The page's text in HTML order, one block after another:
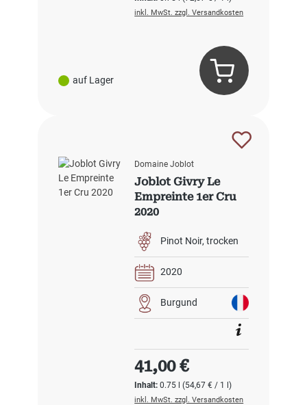
auf Lager
inkl. MwSt. zzgl. Versandkosten
Domaine Joblot
Joblot Givry Le
Empreinte 1er Cru
2020
Pinot Noir trocken
2020
Burgund
Inhalt:0.75 l(54,67 € / 1 l)
Regulärer Preis:
41,00 €
inkl. MwSt. zzgl. Versandkosten